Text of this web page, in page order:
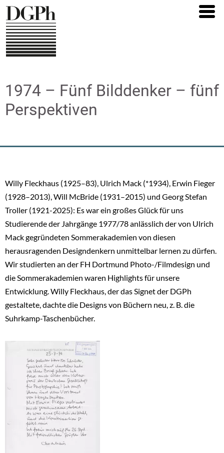
Direkt
zum
Inhalt
1974 – Fünf Bilddenker – fünf
Perspektiven
Willy Fleckhaus (1925–83), Ulrich Mack (*1934), Erwin Fieger
(1928–2013), Will McBride (1931–2015) und Georg Stefan
Troller (1921-2025): Es war ein großes Glück für uns
Studierende der Jahrgänge 1977/78 anlässlich der von Ulrich
Mack gegründeten Sommerakademien von diesen
herausragenden Designdenkern unmittelbar lernen zu dürfen.
Wir studierten an der FH Dortmund Photo-/Filmdesign und
die Sommerakademien waren Highlights für unsere
Entwicklung. Willy Fleckhaus, der das Signet der DGPh
gestaltete, dachte die Designs von Büchern neu, z. B. die
Suhrkamp-Taschenbücher.